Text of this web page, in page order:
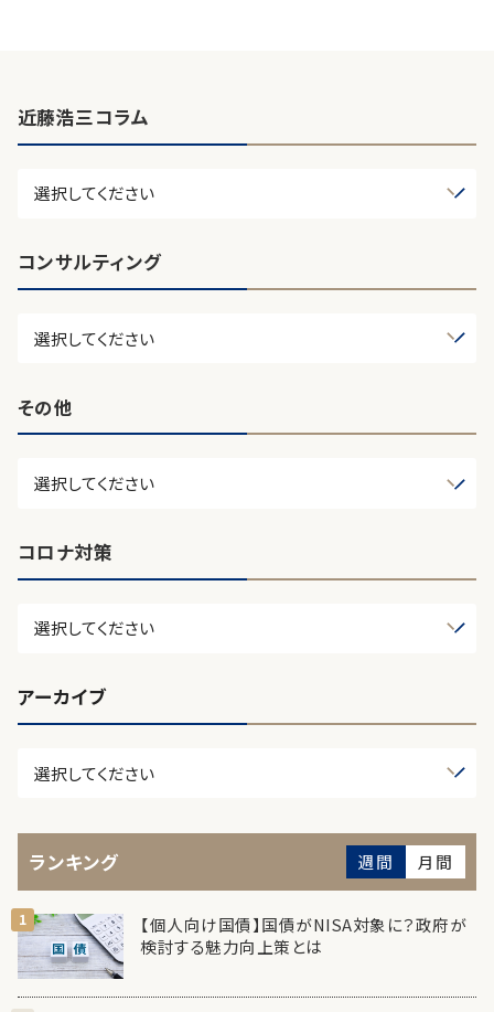
近藤浩三コラム
コンサルティング
その他
コロナ対策
アーカイブ
ランキング 週間 月間
【個人向け国債】国債がNISA対象に？政府が
検討する魅力向上策とは